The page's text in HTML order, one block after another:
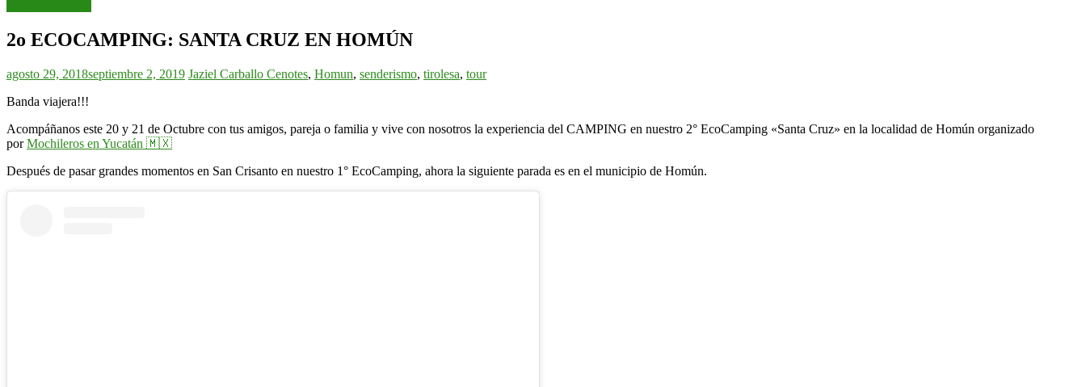
2o ECOCAMPING: SANTA CRUZ EN HOMÚN
agosto 29, 2018septiembre 2, 2019 Jaziel Carballo Cenotes, Homun, senderismo, tirolesa, tour
Banda viajera!!!
Acompáñanos este 20 y 21 de Octubre con tus amigos, pareja o familia y vive con nosotros la experiencia del CAMPING en nuestro 2° EcoCamping «Santa Cruz» en la localidad de Homún organizado
porMochileros en Yucatán 🇲🇽
Después de pasar grandes momentos en San Crisanto en nuestro 1° EcoCamping, ahora la siguiente parada es en el municipio de Homún.